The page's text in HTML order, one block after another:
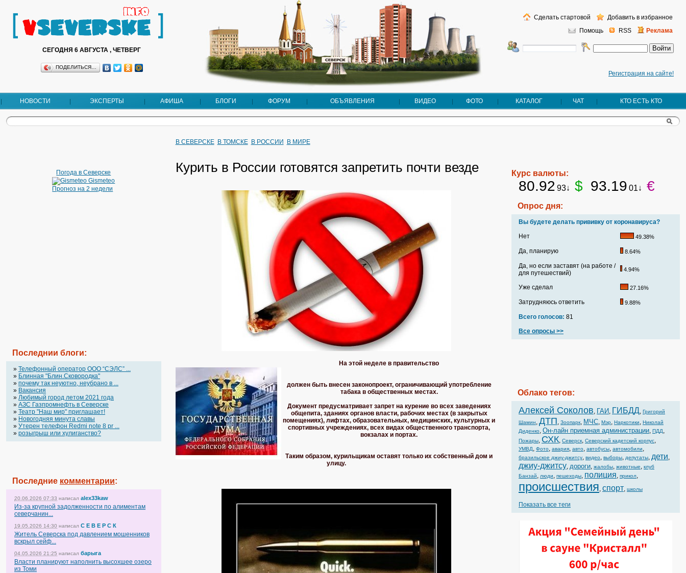
СЕГОДНЯ 6 АВГУСТА , ЧЕТВЕРГ
ПОДЕЛИТЬСЯ…
Регистрация на сайте!
Помощь RSS Реклама
Сделать стартовой Добавить в избранное
НОВОСТИ ЭКСПЕРТЫ АФИША БЛОГИ ФОРУМ ОБЪЯВЛЕНИЯ ВИДЕО ФОТО КАТАЛОГ ЧАТ КТО ЕСТЬ КТО
Погода в Северске
Gismeteo
Прогноз на 2 недели
Последнии блоги:
» Телефонный оператор OOO “СЭЛС” ...
» Блинная "Блин.Сковородка"
» почему так неуютно, неубрано в ...
» Вакансия
» Любимый город летом 2021 года
» АЗС Газпромнефть в Северске
» Театр "Наш мир" приглашает!
» Новогодняя минута славы
» Утерен телефон Redmi note 8 pr ...
» розыгрыш или хулиганство?
Последние комментарии:
20.06.2026 07:33 написал alex33kaw
Из-за крупной задолженности по алиментам
северчанин...
19.05.2026 14:30 написал С Е В Е Р С К
Житель Северска под давлением мошенников
вскрыл сейф...
04.05.2026 21:25 написал барыга
Власти планируют наполнить высохшее озеро
из Томи
В СЕВЕРСКЕ В ТОМСКЕ В РОССИИ В МИРЕ
Курить в России готовятся запретить почти везде
На этойнеделе в правительство
должен быть внесен законопроект, ограничивающий употребление
табака в общественных местах.
Документ предусматривает запрет на курение во всех заведениях
общепита, зданиях органов власти, рабочих местах (в закрытых
помещениях), лифтах, образовательных, медицинских, культурных и
спортивных учреждениях, всех видах общественного транспорта,
вокзалах и портах.
Таким образом, курильщикам оставят только их собственный дом и
улицу.
Курс валюты:
80.92 93↓ $ 93.19 01↓ €
Опрос дня:
Вы будете делать прививку от коронавируса?
Нет
49.38%
Да, планирую 8.64%
Да, но если заставят (на работе /
для путешествий)
4.94%
Уже сделал 27.16%
Затрудняюсь ответить 9.88%
Всего голосов: 81
Все опросы >>
Облако тегов:
Алексей Соколов, ГАИ, ГИБДД, Григорий
Шамин, ДТП, Зоопарк, МЧС, Мэр, Наркотики, Николай
Диденко, Он-лайн приемная администрации, ПДД,
Пожары, СХК, Северск, Северский кадетский корпус,
УМВД, Фото, авария, авто, автобусы, автомобили,
бразильское джиу-джитсу, видео, выборы, депутаты, дети,
джиу-джитсу, дороги, жалобы, животные, клуб
Банзай, люди, пешеходы, полиция, прикол,
происшествия, спорт, школы
Показать все теги